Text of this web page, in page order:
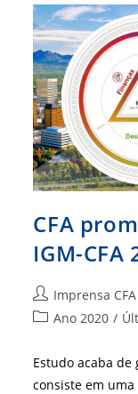
CFA
IGM-CFA
Autor
do
Imprensa CFA
Categoria
Ano 2020 /
Estudo acaba de
consiste em